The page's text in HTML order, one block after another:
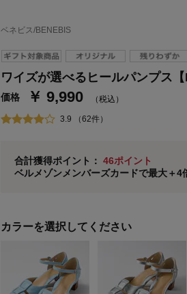
ベネビス/BENEBIS
ワイズが選べるヒールパンプス【
価格 ￥ 9,990 （税込）
3.9 （62件）
合計獲得ポイント：46ポイント
ベルメゾンメンバーズカードで最大＋4
ステージが上がれば送料無料・返品引取
さらにポイント還元最大16倍！
ベルメゾンご優待サービスについて
通常商品送料無料 返品引取無料（JCB
※メンバーズカードの加算ポイントはステー
カラーを選択してください